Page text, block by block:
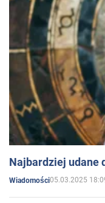
Najbardziej udane
Wiadomości05.03.2025